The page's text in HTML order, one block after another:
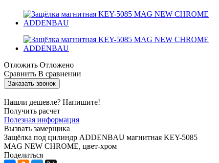
Отложить Отложено
Сравнить В сравнении
Заказать звонок
Нашли дешевле? Напишите!
Получить расчет
Полезная информация
Вызвать замерщика
Защёлка под цилиндр ADDENBAU магнитная KEY-5085
MAG NEW CHROME, цвет-хром
Поделиться